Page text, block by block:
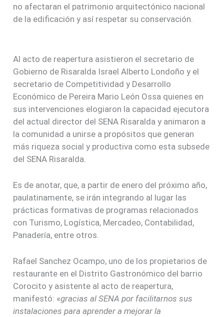
no afectaran el patrimonio arquitectónico nacional
de la edificación y así respetar su conservación.
Al acto de reapertura asistieron el secretario de
Gobierno de Risaralda Israel Alberto Londoño y el
secretario de Competitividad y Desarrollo
Económico de Pereira Mario León Ossa quienes en
sus intervenciones elogiaron la capacidad ejecutora
del actual director del SENA Risaralda y animaron a
la comunidad a unirse a propósitos que generan
más riqueza social y productiva como esta subsede
del SENA Risaralda.
Es de anotar, que, a partir de enero del próximo año,
paulatinamente, se irán integrando al lugar las
prácticas formativas de programas relacionados
con Turismo, Logística, Mercadeo, Contabilidad,
Panadería, entre otros.
Rafael Sanchez Ocampo, uno de los propietarios de
restaurante en el Distrito Gastronómico del barrio
Corocito y asistente al acto de reapertura,
manifestó: «gracias al SENA por facilitarnos sus
instalaciones para aprender a mejorar la